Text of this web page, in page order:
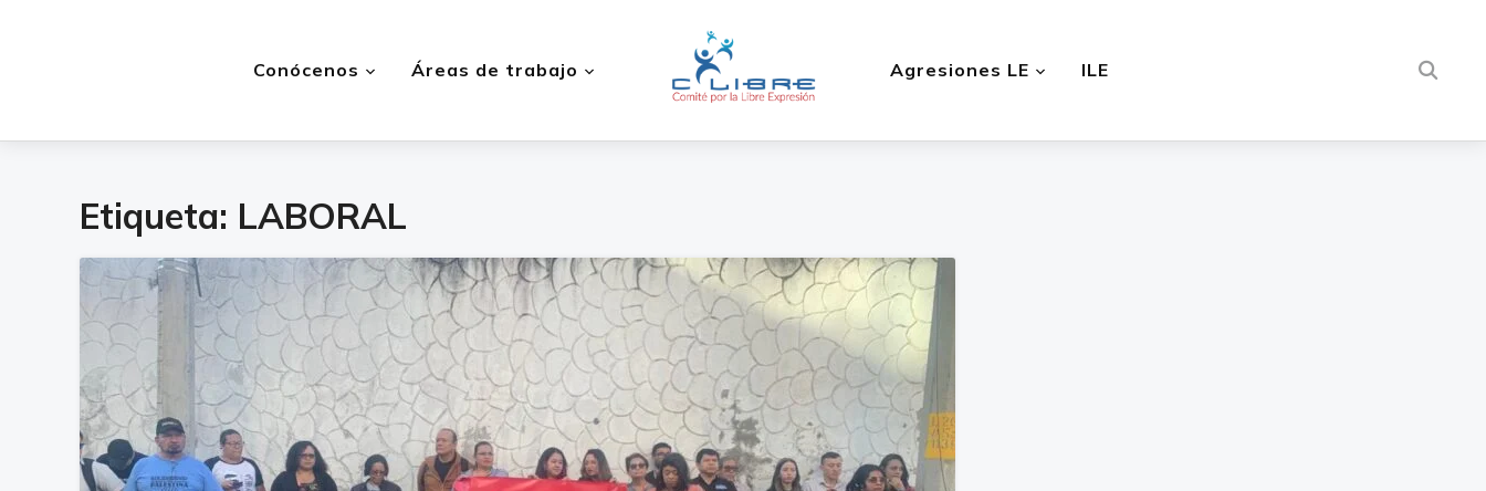
Conócenos Áreas de trabajo Agresiones LE ILE
Etiqueta: LABORAL